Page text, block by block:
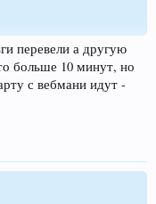
перевели а другую
больше 10 минут, но
с вебмани идут -